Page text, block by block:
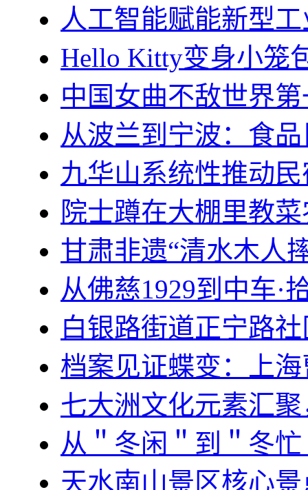
人工智能赋能新型
Hello Kitty变身小笼
中国女曲不敌世界
从波兰到宁波：食品
九华山系统性推动
院士蹲在大棚里教菜
甘肃非遗“清水木人
从佛慈1929到中车·
白银路街道正宁路
档案见证蝶变：上
七大洲文化元素汇
从＂冬闲＂到＂冬
天水南山景区核心